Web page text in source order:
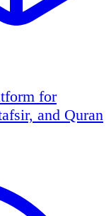
for
and Quran